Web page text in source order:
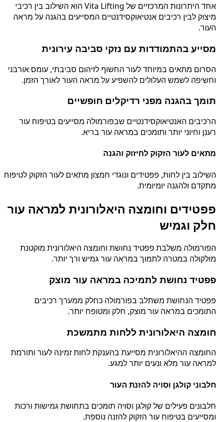
אחד היתרונות המרכזיים של Vita Lifting הוא השילוב בין רכיבי
מיצוק לבין רכיבים אנטיאוקסידנטיים המסייעים בהגנה על מראה
העור.
מסייע בהתמודדות עם נזקי סביבה עירונית
הסרום מתאים במיוחד לעור החשוף לזיהום סביבתי, עומס אורבני
וחשיפה לשמש העלולים להשפיע על מראה העור לאורך הזמן.
תומך בהגנה מפני רדיקלים חופשיים
הרכיבים האנטיאוקסידנטיים שבפורמולה מסייעים בטיפוח עור
רענן וחיוני יותר ותומכים במראה עור בריא.
מתאים לעור הזקוק לחיזוק והגנה
השילוב בין לחות, פפטידים ונוגדי חמצון מתאים לעור הזקוק לטיפוח
מתקדם ולהגנה יומיומית.
פפטידים וחומצה היאלורונית למראה עור
חלק וגמיש
הפורמולה משלבת פפטיד נחושת וחומצה היאלורונית מוקטנת
מולקולה במטרה לתמוך במראה עור גמיש ורך יותר.
פפטיד נחושת לתמיכה במראה עור מוצק
פפטיד הנחושת משתלב בפורמולה כחלק ממערך רכיבים
התומכים במראה עור מוצק, חלק ומטופח יותר.
חומצה היאלורונית ללחות מתמשכת
החומצה ההיאלורונית מסייעת בהענקת לחות זמינה לעור ותורמת
למראה עור מלא ונעים יותר למגע.
חלבוני קולגן וסויה להזנת העור
חלבונים פעילים של קולגן וסויה תומכים בתחושת גמישות ורכות
ומסייעים בטיפוח עור הזקוק להזנה נוספת.